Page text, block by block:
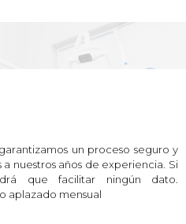
un proceso seguro y
nuestros años de experiencia. Si
que facilitar ningún dato.
aplazado mensual